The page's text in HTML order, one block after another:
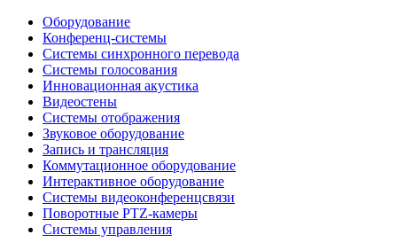
Оборудование
Конференц-системы
Системы синхронного перевода
Системы голосования
Инновационная акустика
Видеостены
Системы отображения
Звуковое оборудование
Запись и трансляция
Коммутационное оборудование
Интерактивное оборудование
Системы видеоконференцсвязи
Поворотные PTZ-камеры
Системы управления